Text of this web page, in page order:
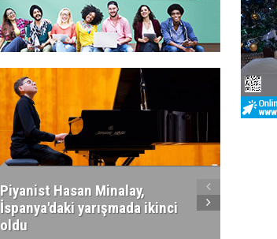
Piyanist Hasan Minalay,
İspanya'daki yarışmada ikinci
oldu